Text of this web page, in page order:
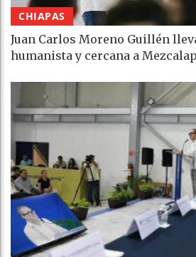
CHIAPAS
Juan Carlos Moreno Guillén
humanista y cercana a